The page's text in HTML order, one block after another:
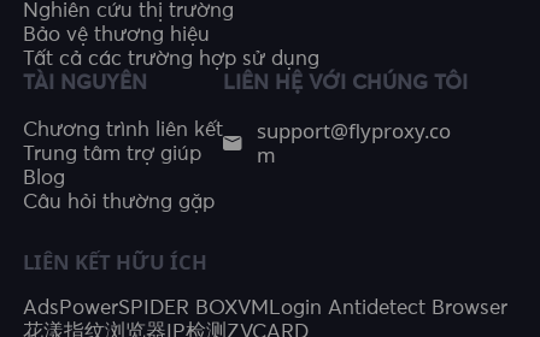
Nghiên cứu thị trường
Bảo vệ thương hiệu
Tất cả các trường hợp sử dụng
TÀI NGUYÊN
Chương trình liên kết
Trung tâm trợ giúp
Blog
Câu hỏi thường gặp
LIÊN HỆ VỚI CHÚNG TÔI
support@flyproxy.co
m
LIÊN KẾT HỮU ÍCH
AdsPowerSPIDER BOXVMLogin Antidetect Browser
花漾指纹浏览器 IP检测 ZVCARD